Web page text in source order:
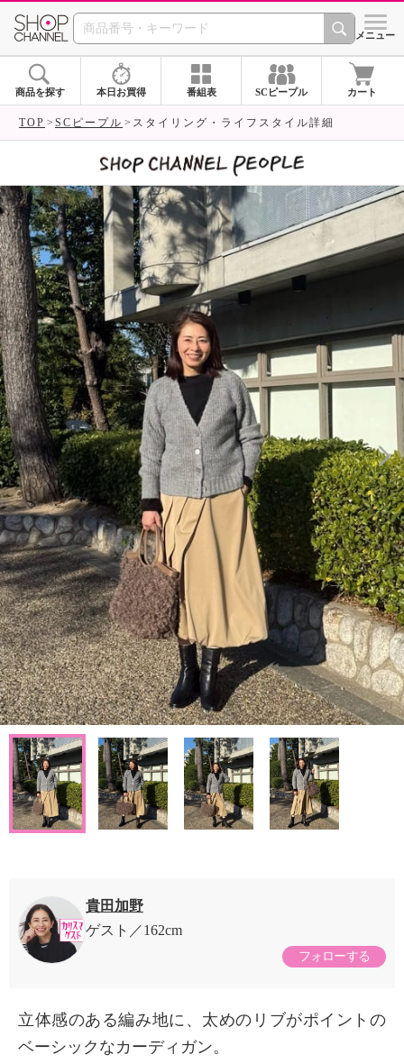
SHOP CHANNEL シメニュー
商品を探す 本日お買得 番組表 SCピープル カート
TOP SCピープル スタイリング・ライフスタイル詳細
貴田加野
ゲスト
162cm
フォローする
立体感のある編み地に、太めのリブがポイントの
ベーシックなカーディガン。